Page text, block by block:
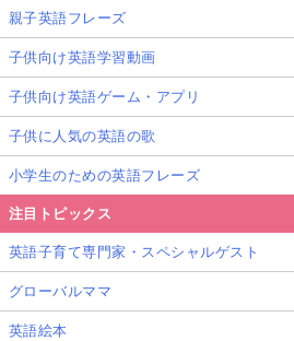
▲夏休みのアクティビティーを提供す
市のアート教室「kreativ verkstad（ク
親子英語フレーズ
子供向け英語学習動画
子供向け英語ゲーム・アプリ
子供に人気の英語の歌
小学生のための英語フレーズ
注目トピックス
英語子育て専門家・スペシャルゲスト
グローバルママ
英語絵本